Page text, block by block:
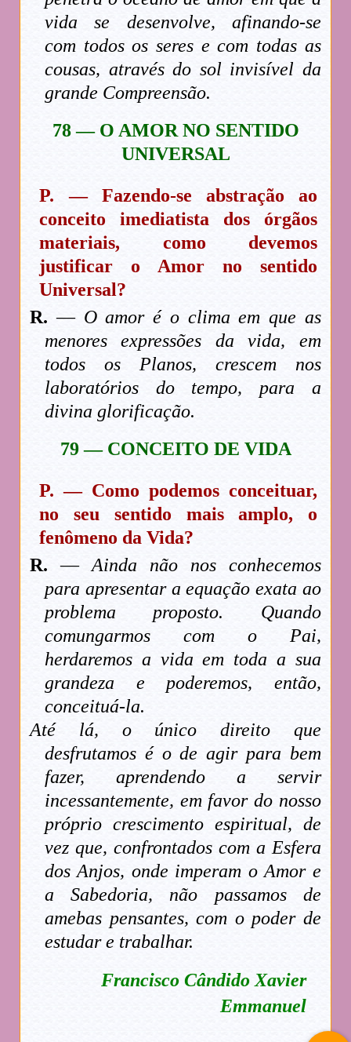
vida se desenvolve, afinando-se
com todos os seres e com todas as
cousas, através do sol invisível da
grande Compreensão.
78 — O AMOR NO SENTIDO
UNIVERSAL
P. — Fazendo-se abstração ao
conceito imediatista dos órgãos
materiais, como devemos
justificar o Amor no sentido
Universal?
R.— O amor é o clima em que as
menores expressões da vida, em
todos os Planos, crescem nos
laboratórios do tempo, para a
divina glorificação.
79 — CONCEITO DE VIDA
P. — Como podemos conceituar,
no seu sentido mais amplo, o
fenômeno da Vida?
R.—Ainda não nos conhecemos
para apresentar a equação exata ao
problema proposto. Quando
comungarmos com o Pai,
herdaremos a vida em toda a sua
grandeza e poderemos, então,
conceituá-la.
Até lá, o único direito que
desfrutamos é o de agir para bem
fazer, aprendendo a servir
incessantemente, em favor do nosso
próprio crescimento espiritual, de
vez que, confrontados com a Esfera
dos Anjos, onde imperam o Amor e
a Sabedoria, não passamos de
amebas pensantes, com o poder de
estudar e trabalhar.
Francisco Cândido Xavier
Emmanuel